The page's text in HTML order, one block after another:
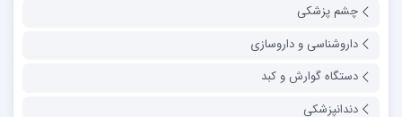
چشم پزشکی
داروشناسی و داروسازی
دستگاه گوارش و کبد
دندانپزشکی